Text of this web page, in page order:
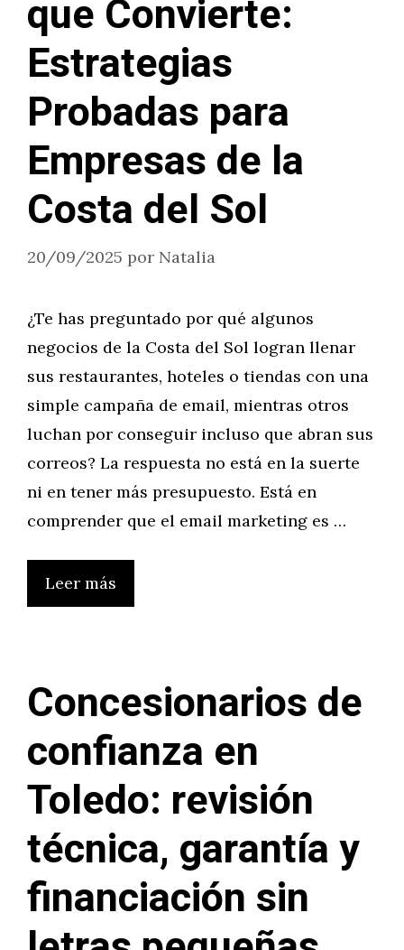
que Convierte:
Estrategias
Probadas para
Empresas de la
Costa del Sol
20/09/2025 por Natalia
¿Te has preguntado por qué algunos
negocios de la Costa del Sol logran llenar
sus restaurantes, hoteles o tiendas con una
simple campaña de email, mientras otros
luchan por conseguir incluso que abran sus
correos? La respuesta no está en la suerte
ni en tener más presupuesto. Está en
comprender que el email marketing es …
Leer más
Concesionarios de
confianza en
Toledo: revisión
técnica, garantía y
financiación sin